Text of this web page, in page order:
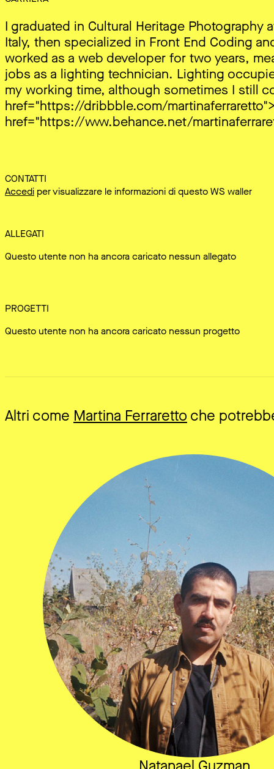
I graduated in Cultural Heritage Photography
Italy, then specialized in Front End Coding
worked as a web developer for two years,
jobs as a lighting technician. Lighting
my working time, although sometimes I still
href="https://dribbble.com/
href="https://www.behance.net/
CONTATTI
Accedi per visualizzare le informazioni di questo WS waller
ALLEGATI
Questo utente non ha ancora caricato nessun allegato
PROGETTI
Questo utente non ha ancora caricato nessun progetto
Altri come Martina Ferraretto che